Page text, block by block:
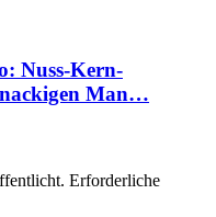
Nuss-Kern-
Man…
Erforderliche